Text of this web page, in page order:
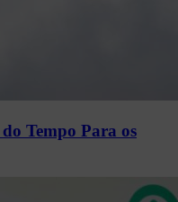
Tempo Para os